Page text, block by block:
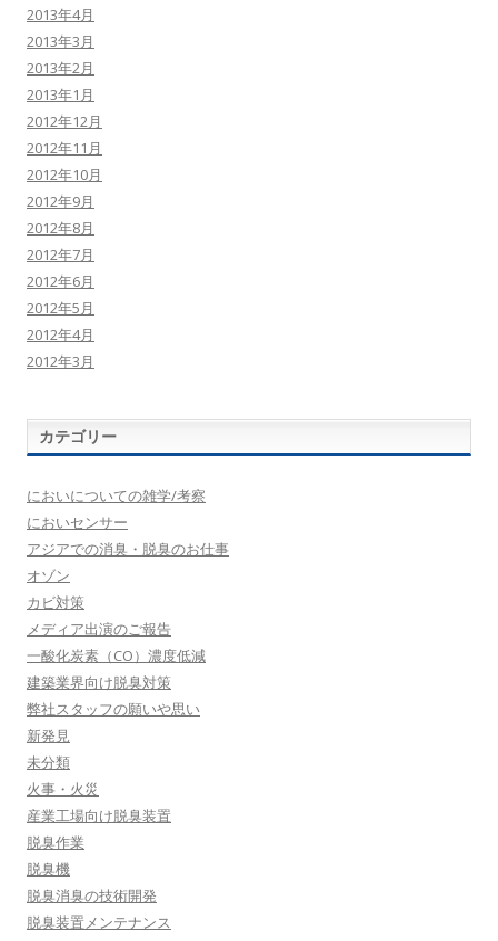
2013年4月
2013年3月
2013年2月
2013年1月
2012年12月
2012年11月
2012年10月
2012年9月
2012年8月
2012年7月
2012年6月
2012年5月
2012年4月
2012年3月
カテゴリー
においについての雑学/考察
においセンサー
アジアでの消臭・脱臭のお仕事
オゾン
カビ対策
メディア出演のご報告
一酸化炭素（CO）濃度低減
建築業界向け脱臭対策
弊社スタッフの願いや思い
新発見
未分類
火事・火災
産業工場向け脱臭装置
脱臭作業
脱臭機
脱臭消臭の技術開発
脱臭装置メンテナンス